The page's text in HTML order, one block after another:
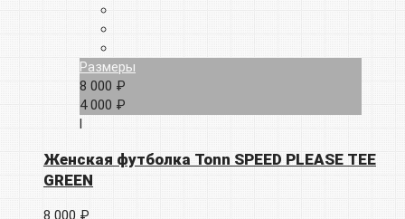
Размеры
8 000 ₽
4 000 ₽
l
Женская футболка Tonn SPEED PLEASE TEE
GREEN
8 000 ₽